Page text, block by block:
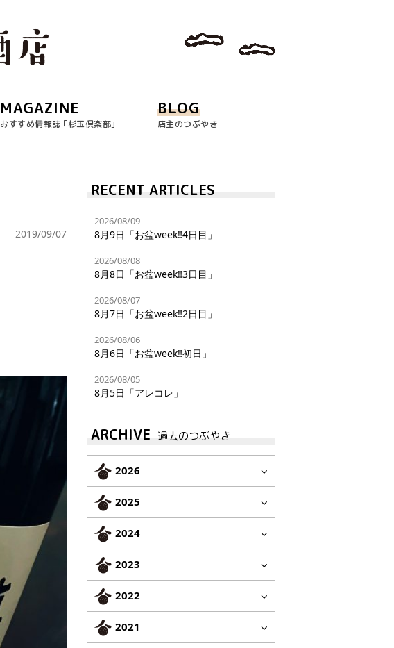
MAGAZINE
おすすめ情報誌 ｢杉玉倶楽部｣
BLOG
店主のつぶやき
2019/09/07
RECENT ARTICLES
2026/08/09
8月9日「お盆week‼︎4日目」
2026/08/08
8月8日「お盆week‼︎3日目」
2026/08/07
8月7日「お盆week‼︎2日目」
2026/08/06
8月6日「お盆week‼︎初日」
2026/08/05
8月5日「アレコレ」
ARCHIVE 過去のつぶやき
2026
2025
2024
2023
2022
2021